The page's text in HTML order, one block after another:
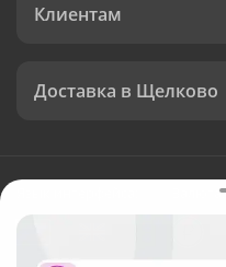
Клиентам
Доставка в Щелково
Валюта: